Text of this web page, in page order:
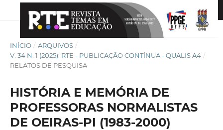
INÍCIO / ARQUIVOS /
V. 34 N. 1 (2025): RTE - PUBLICAÇÃO CONTÍNUA - QUALIS A4 /
RELATOS DE PESQUISA
HISTÓRIA E MEMÓRIA DE
PROFESSORAS NORMALISTAS
DE OEIRAS-PI (1983-2000)